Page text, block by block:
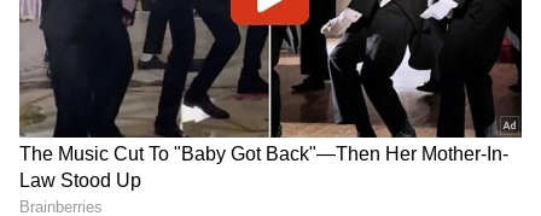
ಈಗಿನಿಂದಲೇ ಸಿನಿರಸಿಕರು ತುದಿಗಾಲಿನಲ್ಲಿ ಕಾಯುತ್ತಿದ್ದಾರೆ.
ಸ್ಯಾಂಡಲ್‌ವುಡ್ ನಟರೊಬ್ಬರು ಬಾಲಿವುಡ್‌ನ ಈ ಮಟ್ಟದ
ದೊಡ್ಡ ಪ್ರಾಜೆಕ್ಟ್‌ನಲ್ಲಿ ಕಾಣಿಸಿಕೊಳ್ಳುತ್ತಿರುವುದು ಕನ್ನಡಿಗರಿಗೆ
ನಿಜಕ್ಕೂ ಹೆಮ್ಮೆಯ ವಿಷಯ!
ಸಾಲು ಸಾಲು ಸೋಲು...
ಅರುಣಾಚಲಕ್ಕೆ ಹೋದ ನಟಿ
ಯಶ್‌ ‘ಟಾಕ್ಸಿಕ್‌’ ನೋಡಿ ಫ್ಯಾನ್ಸ್‌